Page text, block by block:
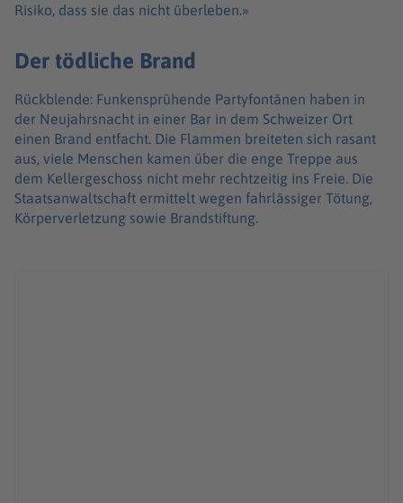
Risiko, dass sie das nicht überleben.»
Der tödliche Brand
Rückblende: Funkensprühende Partyfontänen haben in
der Neujahrsnacht in einer Bar in dem Schweizer Ort
einen Brand entfacht. Die Flammen breiteten sich rasant
aus, viele Menschen kamen über die enge Treppe aus
dem Kellergeschoss nicht mehr rechtzeitig ins Freie. Die
Staatsanwaltschaft ermittelt wegen fahrlässiger Tötung,
Körperverletzung sowie Brandstiftung.